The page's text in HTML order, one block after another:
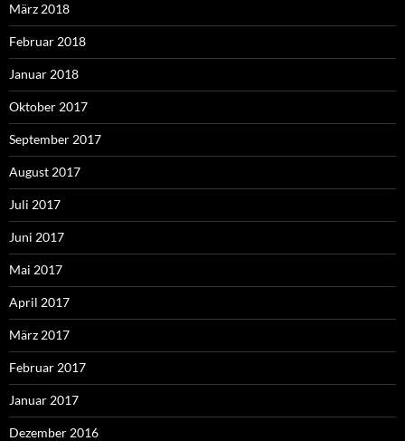
März 2018
Februar 2018
Januar 2018
Oktober 2017
September 2017
August 2017
Juli 2017
Juni 2017
Mai 2017
April 2017
März 2017
Februar 2017
Januar 2017
Dezember 2016